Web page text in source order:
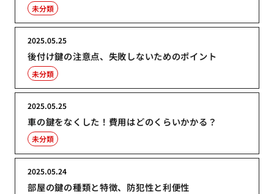
未分類
後付け鍵の注意点、失敗しないためのポイント
2025.05.25
未分類
車の鍵をなくした！費用はどのくらいかかる？
2025.05.25
未分類
部屋の鍵の種類と特徴、防犯性と利便性
2025.05.24